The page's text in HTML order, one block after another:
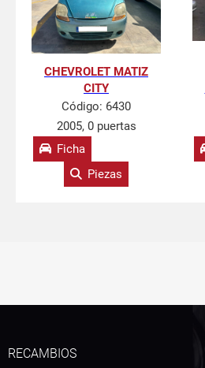
CHEVROLET MATIZ
CITY
Código: 6430
2005, 0 puertas
Ficha
Piezas
RECAMBIOS